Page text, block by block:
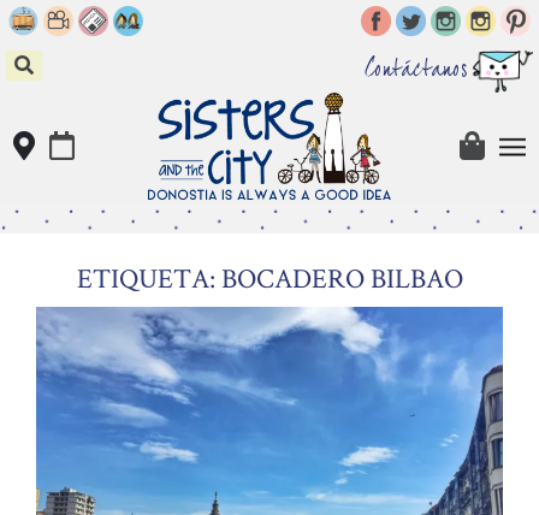
Skip
to
content
Contáctanos
ETIQUETA: BOCADERO BILBAO